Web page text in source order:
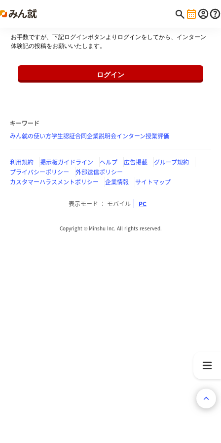
お手数ですが、下記ログインボタンよりログインをしてから、インターン
体験記の投稿をお願いいたします。
ログイン
キーワード
みん就の使い方学生認証合同企業説明会インターン授業評価
利用規約 掲示板ガイドライン ヘルプ 広告掲載
グループ規約
プライバシーポリシー
外部送信ポリシー
カスタマーハラスメントポリシー
企業情報 サイトマップ
表示モード モバイル PC
Copyright © Minshu Inc. All rights reserved.